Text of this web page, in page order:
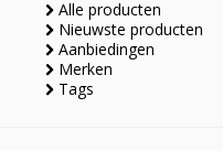
Alle producten
Nieuwste producten
Aanbiedingen
Merken
Tags